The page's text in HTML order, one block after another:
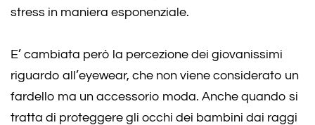
stress in maniera esponenziale.
E’ cambiata però la percezione dei giovanissimi
riguardo all’eyewear, che non viene considerato un
fardello ma un accessorio moda. Anche quando si
tratta di proteggere gli occhi dei bambini dai raggi